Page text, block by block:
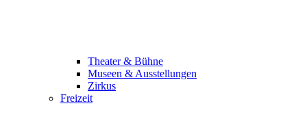
Theater & Bühne
Museen & Ausstellungen
Zirkus
Freizeit